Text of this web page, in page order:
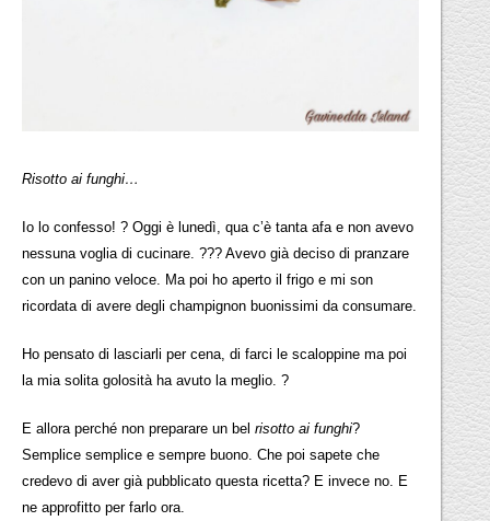
Risotto ai funghi…
Io lo confesso! ? Oggi è lunedì, qua c’è tanta afa e non avevo
nessuna voglia di cucinare. ??? Avevo già deciso di pranzare
con un panino veloce. Ma poi ho aperto il frigo e mi son
ricordata di avere degli champignon buonissimi da consumare.
Ho pensato di lasciarli per cena, di farci le scaloppine ma poi
la mia solita golosità ha avuto la meglio. ?
E allora perché non preparare un belrisotto ai funghi?
Semplice semplice e sempre buono. Che poi sapete che
credevo di aver già pubblicato questa ricetta? E invece no. E
ne approfitto per farlo ora.